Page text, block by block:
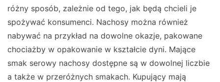
różny sposób, zależnie od tego, jak będą chcieli je
spożywać konsumenci. Nachosy można również
nabywać na przykład na dowolne okazje, pakowane
chociażby w opakowanie w kształcie dyni. Mające
smak serowy nachosy dostępne są w dowolnej liczbie
a także w przeróżnych smakach. Kupujący mają